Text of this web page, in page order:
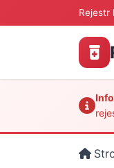
Rejestr